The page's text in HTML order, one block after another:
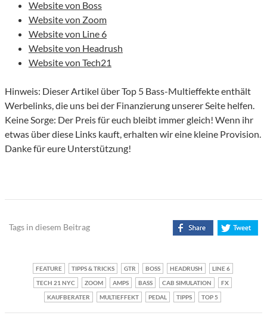
Website von Boss
Website von Zoom
Website von Line 6
Website von Headrush
Website von Tech21
Hinweis: Dieser Artikel über Top 5 Bass-Multieffekte enthält
Werbelinks, die uns bei der Finanzierung unserer Seite helfen.
Keine Sorge: Der Preis für euch bleibt immer gleich! Wenn ihr
etwas über diese Links kauft, erhalten wir eine kleine Provision.
Danke für eure Unterstützung!
Tags in diesem Beitrag
FEATURE TIPPS & TRICKS GTR BOSS HEADRUSH
LINE 6
TECH 21 NYC
ZOOM AMPS BASS CAB SIMULATION
FX
KAUFBERATER
MULTIEFFEKT PEDAL TIPPS TOP 5